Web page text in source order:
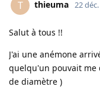
T thieuma 22
Salut à tous !!
J'ai une anémone
quelqu'un pouvait me
de diamètre )